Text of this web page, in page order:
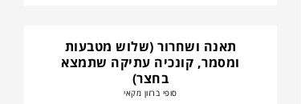
תאנה ושחרור (שלוש מטבעות
ומסמר, קונכיה עתיקה שתמצא
בחצר)
סופי ברזון מקאי